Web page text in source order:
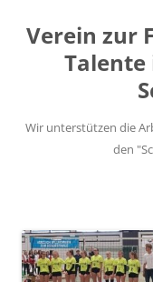
springen
Verein zur
Talente
Wir unterstützen die
den